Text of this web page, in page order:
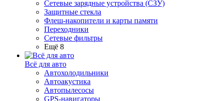
Сетевые зарядные устройства (СЗУ)
Защитные стекла
Флеш-накопители и карты памяти
Переходники
Сетевые фильтры
Ещё 8
Всё для авто
Автохолодильники
Автоакустика
Автопылесосы
GPS-навигаторы